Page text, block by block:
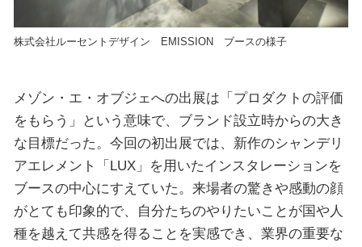
株式会社ルーセントデザイン EMISSION ブースの様子
メゾン・エ・オブジェへの出展は「プロダクトの評価
をもらう」という意味で、ブランド設立時からの大き
な目標だった。今回の初出展では、新作のシャンデリ
アエレメント「LUX」を用いたインスタレーションを
ブースの中心にすえていた。来場者の驚きや感動の顔
がとても印象的で、自分たちのやりたいことが国や人
種を越えて共感を得ることを実感でき、業界の重要な